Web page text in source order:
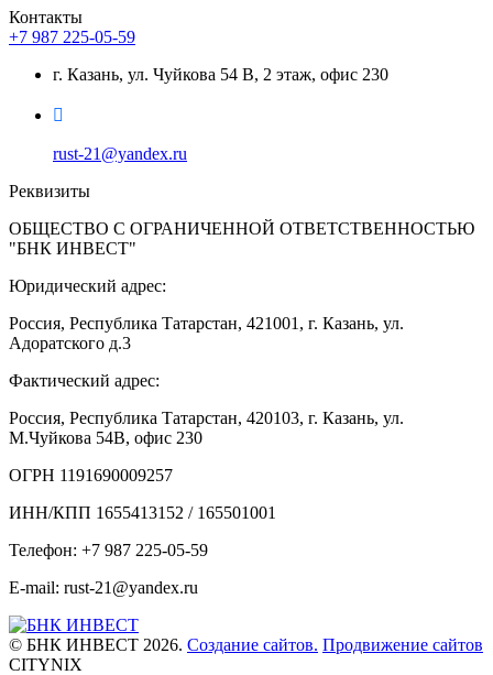
Контакты
+7 987 225-05-59
г. Казань, ул. Чуйкова 54 В, 2 этаж, офис 230
rust-21@yandex.ru
Реквизиты
ОБЩЕСТВО С ОГРАНИЧЕННОЙ ОТВЕТСТВЕННОСТЬЮ
"БНК ИНВЕСТ"
Юридический адрес:
Россия, Республика Татарстан, 421001, г. Казань, ул.
Адоратского д.3
Фактический адрес:
Россия, Республика Татарстан, 420103, г. Казань, ул.
М.Чуйкова 54В, офис 230
ОГРН 1191690009257
ИНН/КПП 1655413152 / 165501001
Телефон: +7 987 225-05-59
E-mail: rust-21@yandex.ru
© БНК ИНВЕСТ 2026. Создание сайтов. Продвижение сайтов
CITYNIX